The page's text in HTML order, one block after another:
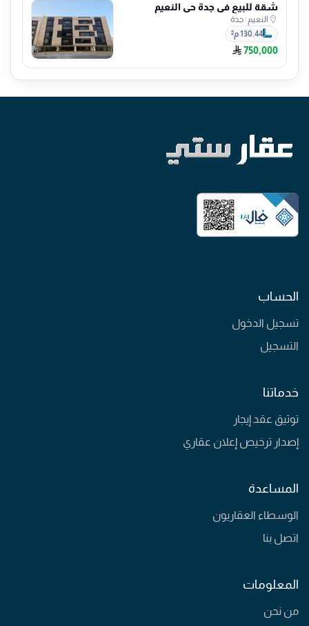
شقة للبيع في جدة حي النعيم
النعيم | جدة
130.44 م²
750,000
الحساب
تسجيل الدخول
التسجيل
خدماتنا
توثيق عقد إيجار
إصدار ترخيص إعلان عقاري
المساعدة
الوسطاء العقاريون
اتصل بنا
المعلومات
من نحن